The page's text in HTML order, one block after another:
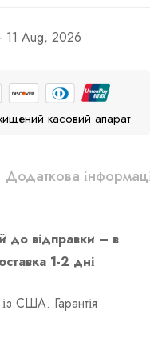
11 Aug, 2026
касовий апарат
Додаткова інформація
до відправки – в
1-2 дні
США. Гарантія